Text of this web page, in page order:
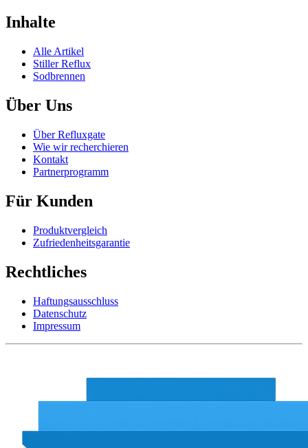
Inhalte
Alle Artikel
Stiller Reflux
Sodbrennen
Über Uns
Über Refluxgate
Wie wir recherchieren
Kontakt
Partnerprogramm
Für Kunden
Produktvergleich
Zufriedenheitsgarantie
Rechtliches
Haftungsausschluss
Datenschutz
Impressum